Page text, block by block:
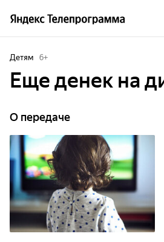
Детям 6+
Еще денек на
О передаче